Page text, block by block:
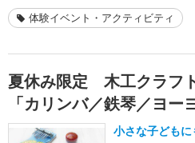
体験イベント・アクティビティ
夏休み限定 木工クラフ
「カリンバ／鉄琴／ヨー
小さな子どもに